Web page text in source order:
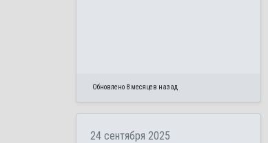
Обновлено 8 месяцев назад
24 сентября 2025